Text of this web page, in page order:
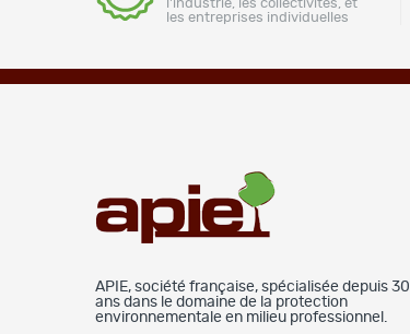
l'industrie, les collectivités, et
les entreprises individuelles
APIE, société française, spécialisée depuis 30
ans dans le domaine de la protection
environnementale en milieu professionnel.